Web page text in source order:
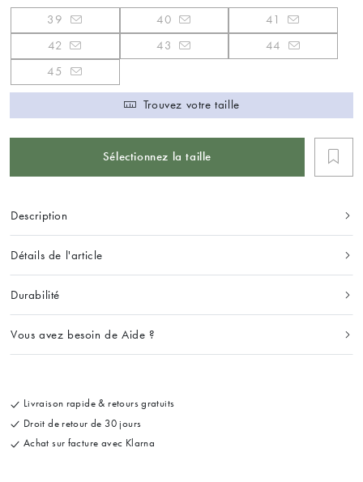
39 40
41
42
43
44
45
Trouvez votre taille
Sélectionnez la taille
Description
Détails de l'article
Durabilité
Vous avez besoin de Aide ?
Livraison rapide & retours gratuits
Droit de retour de 30 jours
Achat sur facture avec Klarna